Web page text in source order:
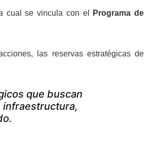
cual se vincula con el Programa de
las reservas estratégicas de
que buscan